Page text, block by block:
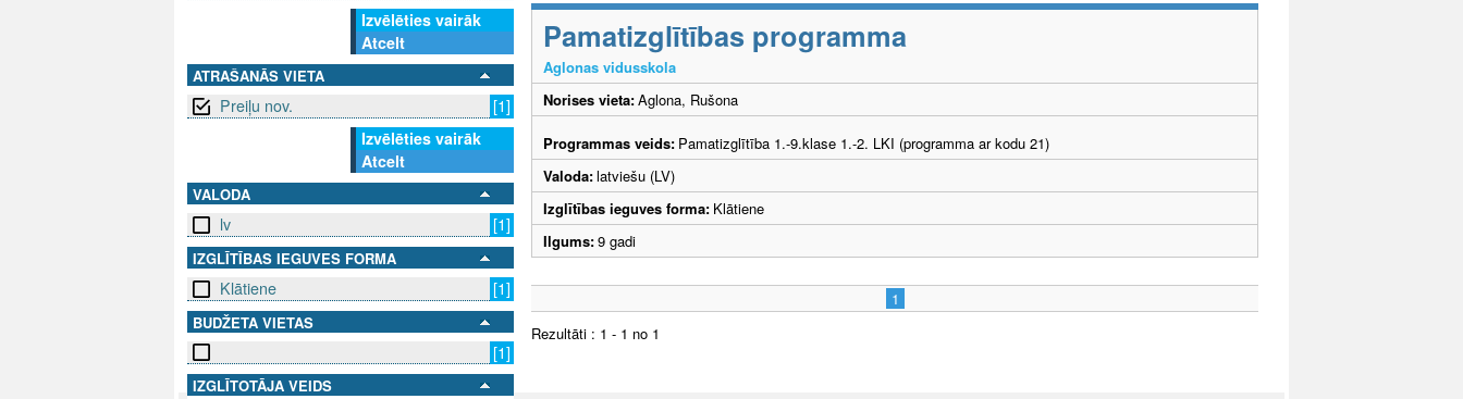
Izvēlēties vairāk
Atcelt
ATRAŠANĀS VIETA
Preiļu nov.
[1]
Izvēlēties vairāk
Atcelt
VALODA
lv [1]
IZGLĪTĪBAS IEGUVES FORMA
Klātiene [1]
BUDŽETA VIETAS
[1]
IZGLĪTOTĀJA VEIDS
Pamatizglītības programma
Aglonas vidusskola
Norises vieta:Aglona, Rušona
Programmas veids: Pamatizglītība 1.-9.klase 1.-2. LKI (programma ar kodu 21)
Valoda:latviešu (LV)
Izglītības ieguves forma: Klātiene
Ilgums:9 gadi
1
Rezultāti : 1 - 1 no 1